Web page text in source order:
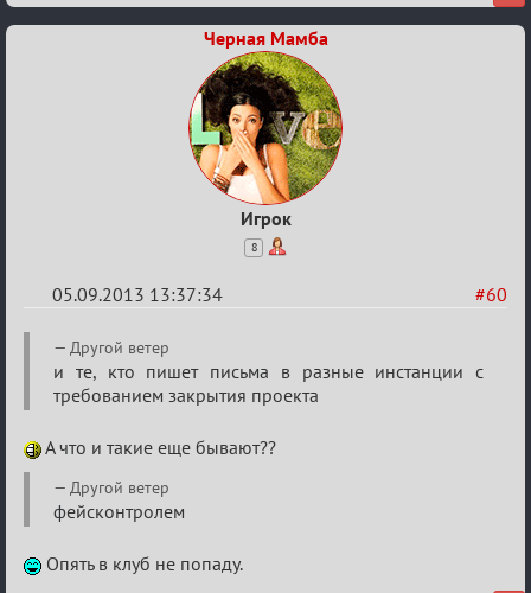
Черная Мамба
Игрок
8
#60
05.09.2013 13:37:34
Re:
Годовщина
2013
Другой ветер
и те, кто пишет письма в разные инстанции с
требованием закрытия проекта
А что и такие еще бывают??
Другой ветер
фейсконтролем
Опять в клуб не попаду.